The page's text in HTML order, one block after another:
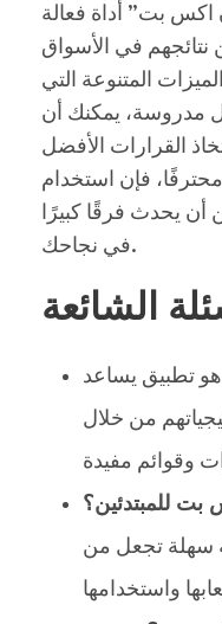
اكس بت” أداة فعالة
نتائجهم في الأسواق
المتنوعة التي
مدروسة، يمكنك أن
القرارات الأفضل
فإن استخدام
يحدث فرقًا كبيرًا
في نجاحك.
الشائعة
هو تطبيق يساعد
من خلال
للمبتدئين؟
سهلة تجعل من